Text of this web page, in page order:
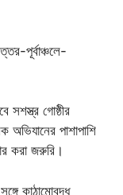
পূর্বাঞ্চলে-
সশস্ত্র গোষ্ঠীর
অভিযানের পাশাপাশি
করা জরুরি।
কাঠামোবদ্ধ